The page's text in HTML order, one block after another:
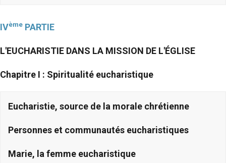
IVème PARTIE
L'EUCHARISTIE DANS LA MISSION DE L'ÉGLISE
Chapitre I : Spiritualité eucharistique
Eucharistie, source de la morale chrétienne
Personnes et communautés eucharistiques
Marie, la femme eucharistique